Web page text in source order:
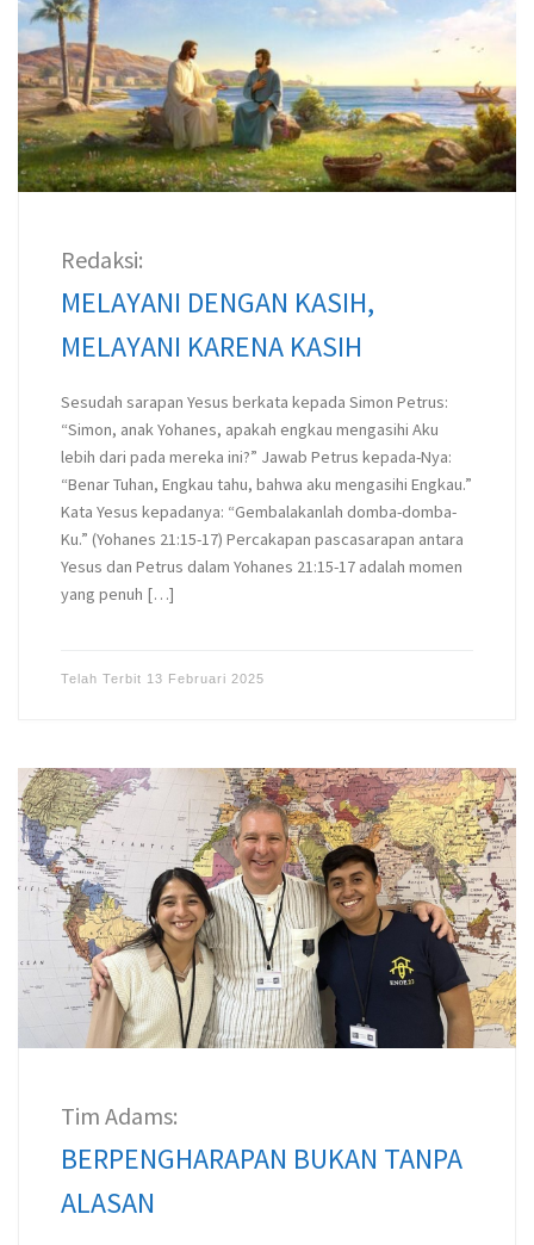
Redaksi:
MELAYANI DENGAN KASIH,
MELAYANI KARENA KASIH
Sesudah sarapan Yesus berkata kepada Simon Petrus:
“Simon, anak Yohanes, apakah engkau mengasihi Aku
lebih dari pada mereka ini?” Jawab Petrus kepada-Nya:
“Benar Tuhan, Engkau tahu, bahwa aku mengasihi Engkau.”
Kata Yesus kepadanya: “Gembalakanlah domba-domba-
Ku.” (Yohanes 21:15-17) Percakapan pascasarapan antara
Yesus dan Petrus dalam Yohanes 21:15-17 adalah momen
yang penuh […]
Telah Terbit 13 Februari 2025
Tim Adams:
BERPENGHARAPAN BUKAN TANPA
ALASAN